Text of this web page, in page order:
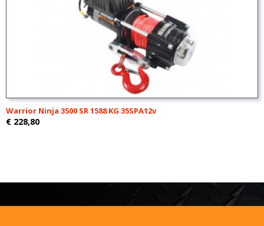
Warrior Ninja 3500 SR 1588 KG 35SPA12v
€ 228,80